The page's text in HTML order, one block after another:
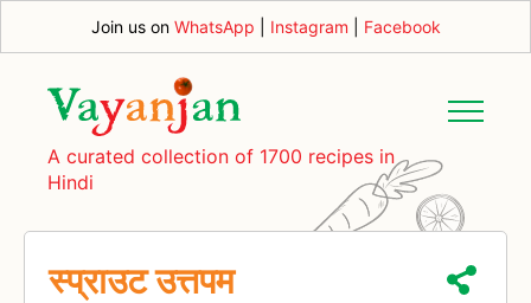
Join us on WhatsApp Instagram Facebook
A curated collection of 1700 recipes in
Hindi
स्प्राउट उत्तपम